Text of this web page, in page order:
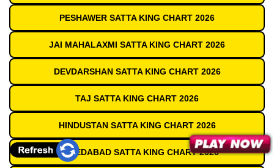
PESHAWER SATTA KING CHART 2026
JAI MAHALAXMI SATTA KING CHART 2026
DEVDARSHAN SATTA KING CHART 2026
TAJ SATTA KING CHART 2026
HINDUSTAN SATTA KING CHART 2026
AHMEDABAD SATTA KING CHART 2026